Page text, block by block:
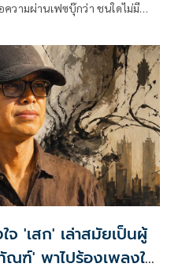
วามผ่านเฟซบุ๊กว่า ชนใดไม่มี
จ 'เสก' เล่าสมัยเป็นผู้
ฑ์' พาไปร้องเพลงให้